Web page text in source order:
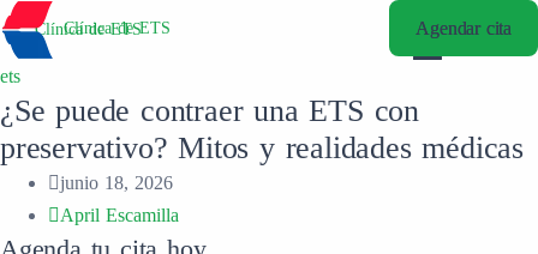
Clínica de ETS Agendar cita
Clínica de ETS Agendar cita
ets
¿Se puede contraer una ETS con
preservativo? Mitos y realidades médicas
junio 18, 2026
April Escamilla